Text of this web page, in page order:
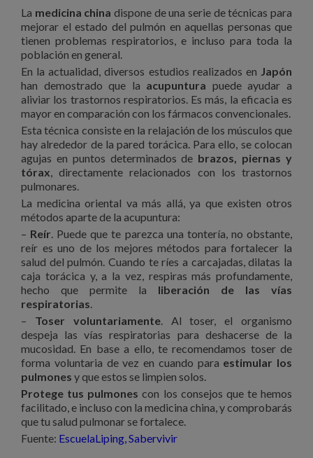
La medicina china dispone de una serie de técnicas para
mejorar el estado del pulmón en aquellas personas que
tienen problemas respiratorios, e incluso para toda la
población en general.
En la actualidad, diversos estudios realizados en Japón
han demostrado que la acupuntura puede ayudar a
aliviar los trastornos respiratorios. Es más, la eficacia es
mayor en comparación con los fármacos convencionales.
Esta técnica consiste en la relajación de los músculos que
hay alrededor de la pared torácica. Para ello, se colocan
agujas en puntos determinados de brazos, piernas y
tórax, directamente relacionados con los trastornos
pulmonares.
La medicina oriental va más allá, ya que existen otros
métodos aparte de la acupuntura:
– Reír. Puede que te parezca una tontería, no obstante,
reír es uno de los mejores métodos para fortalecer la
salud del pulmón. Cuando te ríes a carcajadas, dilatas la
caja torácica y, a la vez, respiras más profundamente,
hecho que permite la liberación de las vías
respiratorias.
– Toser voluntariamente. Al toser, el organismo
despeja las vías respiratorias para deshacerse de la
mucosidad. En base a ello, te recomendamos toser de
forma voluntaria de vez en cuando para estimular los
pulmones y que estos se limpien solos.
Protege tus pulmones con los consejos que te hemos
facilitado, e incluso con la medicina china, y comprobarás
que tu salud pulmonar se fortalece.
Fuente: EscuelaLiping,Sabervivir